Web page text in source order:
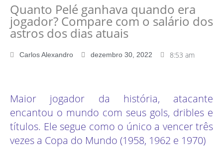
Quanto Pelé ganhava quando era
jogador? Compare com o salário dos
astros dos dias atuais
Carlos Alexandro dezembro 30, 2022 8:53 am
Maior jogador da história, atacante
encantou o mundo com seus gols, dribles e
títulos. Ele segue como o único a vencer três
vezes a Copa do Mundo (1958, 1962 e 1970)